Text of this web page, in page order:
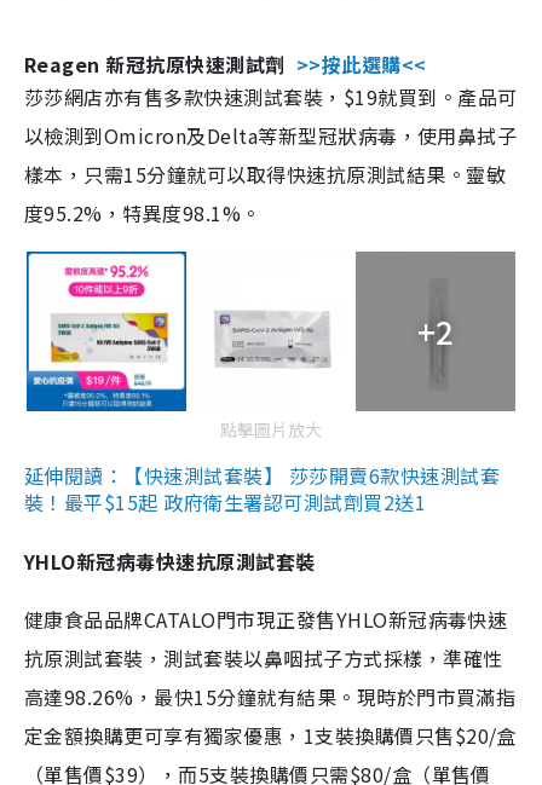
Reagen 新冠抗原快速測試劑 >>按此選購<<
莎莎網店亦有售多款快速測試套裝，$19就買到。產品可
以檢測到Omicron及Delta等新型冠狀病毒，使用鼻拭子
樣本，只需15分鐘就可以取得快速抗原測試結果。靈敏
度95.2%，特異度98.1%。
+2
點擊圖片放大
延伸閱讀：【快速測試套裝】 莎莎開賣6款快速測試套
裝！最平$15起 政府衛生署認可測試劑買2送1
YHLO新冠病毒快速抗原測試套裝
健康食品品牌CATALO門市現正發售YHLO新冠病毒快速
抗原測試套裝，測試套裝以鼻咽拭子方式採樣，準確性
高達98.26%，最快15分鐘就有結果。現時於門市買滿指
定金額換購更可享有獨家優惠，1支裝換購價只售$20/盒
（單售價$39），而5支裝換購價只需$80/盒（單售價